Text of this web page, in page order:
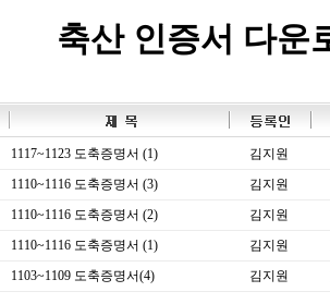
축산 인증서 다운
1117~1123 도축증명서 (1) 김지원
1110~1116 도축증명서 (3) 김지원
1110~1116 도축증명서 (2) 김지원
1110~1116 도축증명서 (1) 김지원
1103~1109 도축증명서(4) 김지원